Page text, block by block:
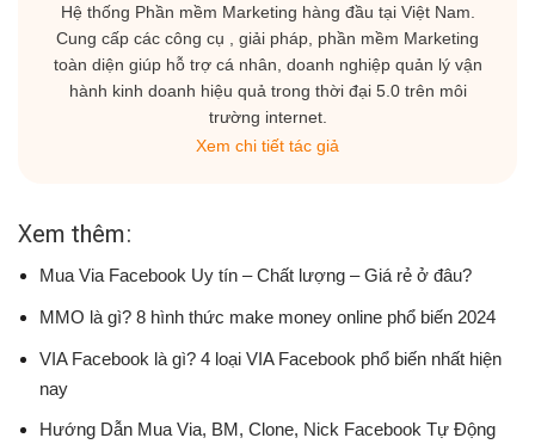
Hệ thống Phần mềm Marketing hàng đầu tại Việt Nam.
Cung cấp các công cụ , giải pháp, phần mềm Marketing
toàn diện giúp hỗ trợ cá nhân, doanh nghiệp quản lý vận
hành kinh doanh hiệu quả trong thời đại 5.0 trên môi
trường internet.
Xem chi tiết tác giả
Xem thêm:
Mua Via Facebook Uy tín – Chất lượng – Giá rẻ ở đâu?
MMO là gì? 8 hình thức make money online phổ biến 2024
VIA Facebook là gì? 4 loại VIA Facebook phổ biến nhất hiện
nay
Hướng Dẫn Mua Via, BM, Clone, Nick Facebook Tự Động